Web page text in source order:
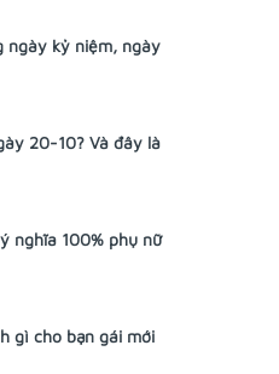
ngày kỷ niệm, ngày
20-10? Và đây là
nghĩa 100% phụ nữ
gì cho bạn gái mới